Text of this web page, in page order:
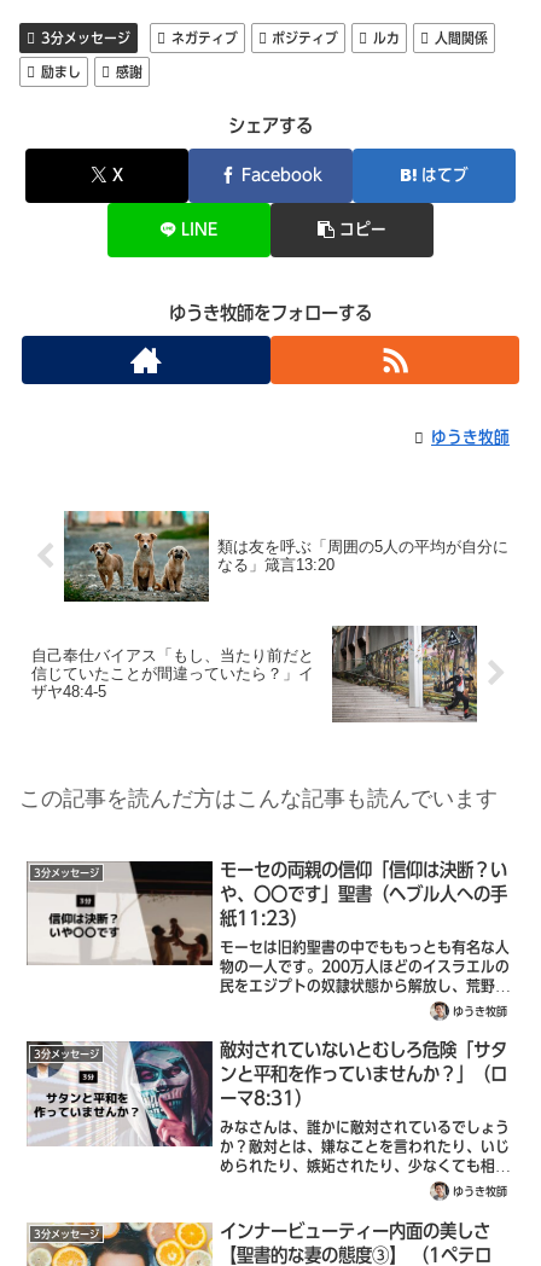
3分メッセージ ネガティブ ポジティブ ルカ 人間関係
励まし 感謝
シェアする
X Facebook はてブ
LINE コピー
ゆうき牧師をフォローする
ゆうき牧師
類は友を呼ぶ「周囲の5人の平均が自分に
なる」箴言13:20
自己奉仕バイアス「もし、当たり前だと
信じていたことが間違っていたら？」イ
ザヤ48:4-5
この記事を読んだ方はこんな記事も読んでいます
3分メッセージ
モーセの両親の信仰「信仰は決断？い
や、〇〇です」聖書（ヘブル人への手
紙11:23）
モーセは旧約聖書の中でももっとも有名な人
物の一人です。200万人ほどのイスラエルの
民をエジプトの奴隷状態から解放し、荒野で
十戒を授かり、旧約聖書の最初の5つの書を
書き記しました。しかし、彼の誕生の背景に
は、両親の大きな信仰の決断があったので...
ゆうき牧師
3分メッセージ
敵対されていないとむしろ危険「サタ
ンと平和を作っていませんか？」（ロ
ーマ8:31）
みなさんは、誰かに敵対されているでしょう
か？敵対とは、嫌なことを言われたり、いじ
められたり、嫉妬されたり、少なくても相手
が自分を好きだとは言えない状態のことで
す。実は、敵対されている状態というのは、
相手は、少なくともあなたの実力などを認め
て...
ゆうき牧師
3分メッセージ
インナービューティー内面の美しさ
【聖書的な妻の態度③】 （1ペテロ